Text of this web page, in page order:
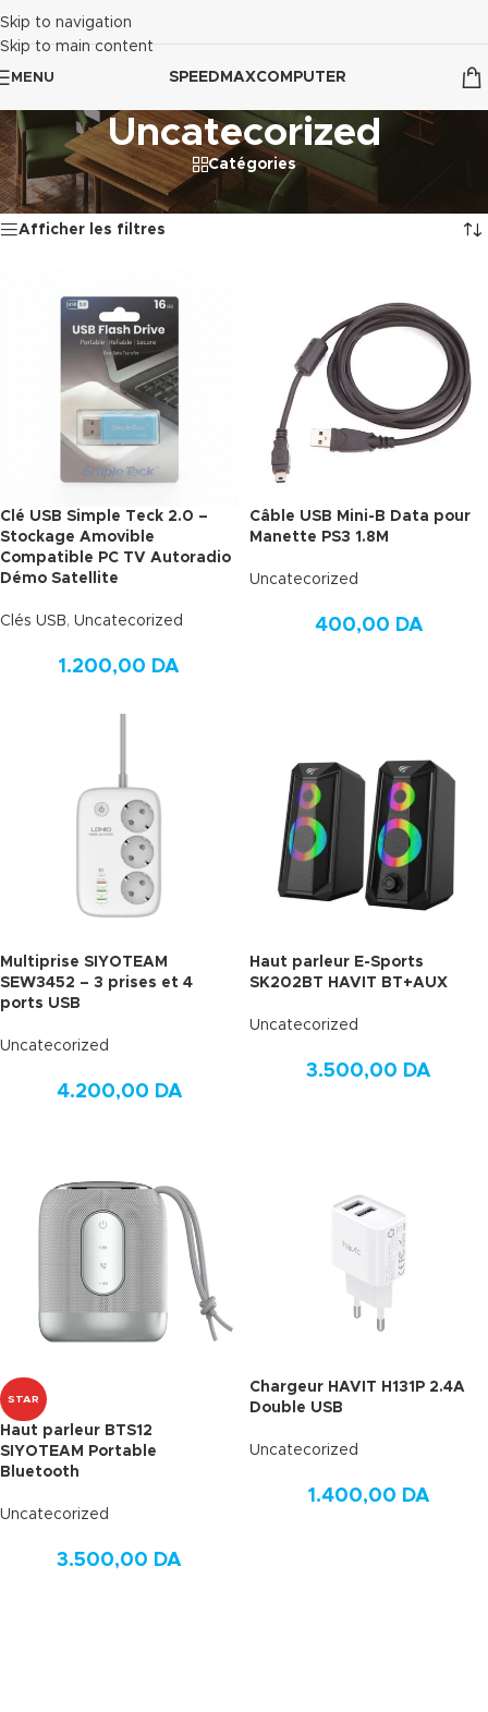
Skip to navigation
Skip to main content
MENU SPEEDMAXCOMPUTER
Uncatecorized
Catégories
Accueil/Uncatecorized 6 résultats affichés
Afficher les filtres
Clé USB Simple Teck 2.0 –
Stockage Amovible
Compatible PC TV Autoradio
Démo Satellite
Clés USB, Uncatecorized
1.200,00 DA
Câble USB Mini-B Data pour
Manette PS3 1.8M
Uncatecorized
400,00 DA
Multiprise SIYOTEAM
SEW3452 – 3 prises et 4
ports USB
Uncatecorized
4.200,00 DA
Haut parleur E-Sports
SK202BT HAVIT BT+AUX
Uncatecorized
3.500,00 DA
STAR
Haut parleur BTS12
SIYOTEAM Portable
Bluetooth
Uncatecorized
3.500,00 DA
Chargeur HAVIT H131P 2.4A
Double USB
Uncatecorized
1.400,00 DA